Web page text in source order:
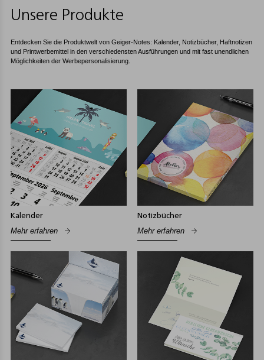
Unsere Produkte
Entdecken Sie die Produktwelt von Geiger-Notes: Kalender, Notizbücher, Haftnotizen
und Printwerbemittel in den verschiedensten Ausführungen und mit fast unendlichen
Möglichkeiten der Werbepersonalisierung.
Kalender
Mehr erfahren
Notizbücher
Mehr erfahren